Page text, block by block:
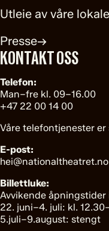
Utleie av våre
Presse→
KONTAKT OSS
Telefon:
Man–fre kl. 09–16.00
+47 22 00 14 00
Våre telefontjenester
E-post:
hei@nationaltheatret.no
Billettluke:
Avvikende åpningstider
22. juni–4. juli: kl.
5.juli–9.august: stengt